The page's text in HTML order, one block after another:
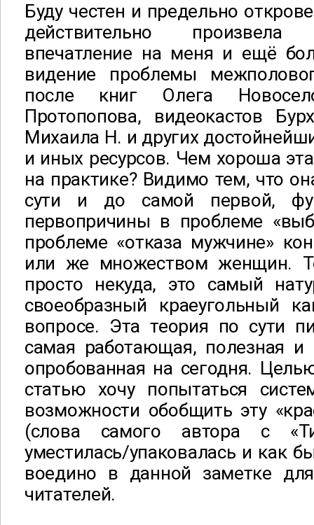
Буду честен и предельно
действительно
впечатление на меня и ещё
видение проблемы
после книг Олега
Протопопова, видеокастов
Михаила Н. и других
и иных ресурсов. Чем хороша
на практике? Видимо тем, что
сути и до самой первой,
первопричины в проблеме
проблеме «отказа мужчине»
или же множеством женщин.
просто некуда, это самый
своеобразный краеугольный
вопросе. Эта теория по сути
самая работающая, полезная и
опробованная на сегодня.
статью хочу попытаться
возможности обобщить эту
(слова самого автора с
уместилась/упаковалась и как
воедино в данной заметке
читателей.